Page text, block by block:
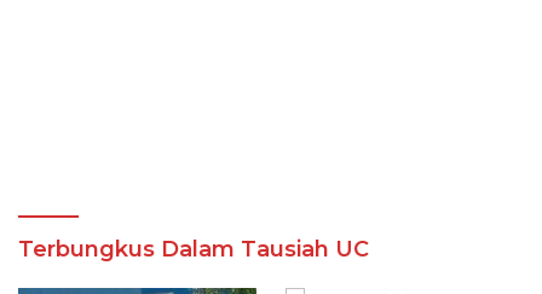
Terbungkus Dalam Tausiah UC